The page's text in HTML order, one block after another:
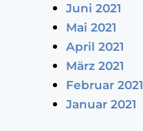
Juni 2021
Mai 2021
April 2021
März 2021
Februar 2021
Januar 2021